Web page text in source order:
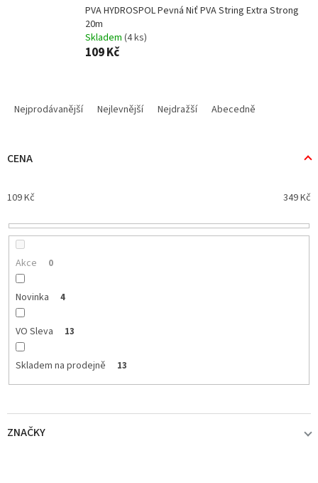
PVA HYDROSPOL Pevná Niť PVA String Extra Strong
20m
Skladem (4 ks)
109 Kč
n
r
d
Nejprodávanější Nejlevnější Nejdražší Abecedně
CENA
109Kč 349Kč
Akce 0
Novinka 4
VO Sleva 13
Skladem na prodejně 13
ZNAČKY